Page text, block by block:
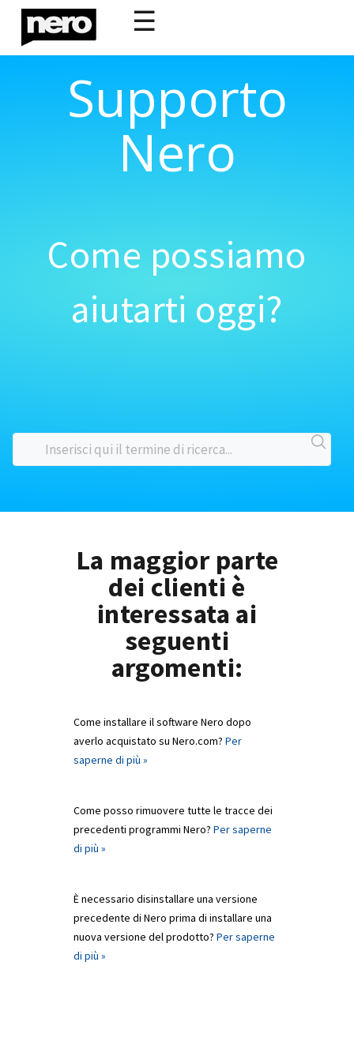
☰
Supporto
Nero
Come possiamo
aiutarti oggi?
La maggior parte
dei clienti è
interessata ai
seguenti
argomenti:
Come installare il software Nero dopo
averlo acquistato su Nero.com? Per
saperne di più »
Come posso rimuovere tutte le tracce dei
precedenti programmi Nero? Per saperne
di più »
È necessario disinstallare una versione
precedente di Nero prima di installare una
nuova versione del prodotto? Per saperne
di più »